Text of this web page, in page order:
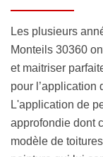
Les plusieurs
Monteils 30360
et maitriser
pour l’application
L'application de
approfondie dont
modèle de